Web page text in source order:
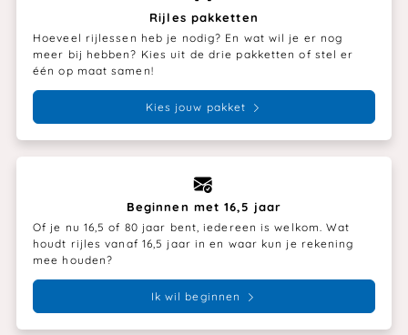
Rijles pakketten
Hoeveel rijlessen heb je nodig? En wat wil je er nog
meer bij hebben? Kies uit de drie pakketten of stel er
één op maat samen!
Kies jouw pakket
Beginnen met 16,5 jaar
Of je nu 16,5 of 80 jaar bent, iedereen is welkom. Wat
houdt rijles vanaf 16,5 jaar in en waar kun je rekening
mee houden?
Ik wil beginnen